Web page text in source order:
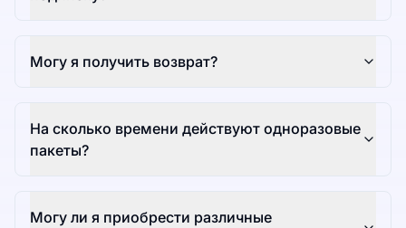
Могу я получить возврат?
На сколько времени действуют одноразовые
пакеты?
Могу ли я приобрести различные